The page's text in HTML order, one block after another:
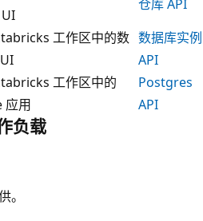
仓库 API
工作区中的数 数据库实例
API
工作区中的
应用
Postgres
API
负载
。